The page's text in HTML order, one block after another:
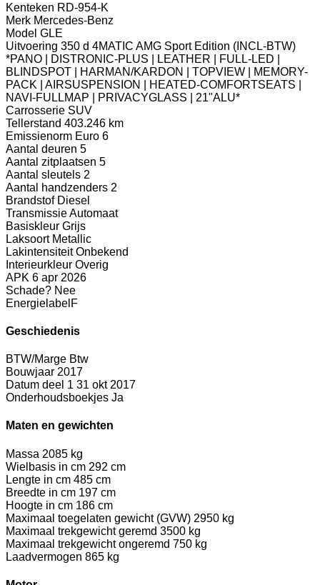
Kenteken RD-954-K
Merk Mercedes-Benz
Model GLE
Uitvoering 350 d 4MATIC AMG Sport Edition (INCL-BTW)
*PANO | DISTRONIC-PLUS | LEATHER | FULL-LED |
BLINDSPOT | HARMAN/KARDON | TOPVIEW | MEMORY-
PACK | AIRSUSPENSION | HEATED-COMFORTSEATS |
NAVI-FULLMAP | PRIVACYGLASS | 21"ALU*
Carrosserie SUV
Tellerstand 403.246 km
Emissienorm Euro 6
Aantal deuren 5
Aantal zitplaatsen 5
Aantal sleutels 2
Aantal handzenders 2
Brandstof Diesel
TransmissieAutomaat
Basiskleur Grijs
Laksoort Metallic
Lakintensiteit Onbekend
Interieurkleur Overig
APK 6 apr 2026
Schade? Nee
Energielabel F
Geschiedenis
BTW/Marge Btw
Bouwjaar 2017
Datum deel 1 31 okt 2017
Onderhoudsboekjes Ja
Maten en gewichten
Massa 2085 kg
Wielbasis in cm 292 cm
Lengte in cm 485 cm
Breedte in cm 197 cm
Hoogte in cm 186 cm
Maximaal toegelaten gewicht (GVW) 2950 kg
Maximaal trekgewicht geremd 3500 kg
Maximaal trekgewicht ongeremd 750 kg
Laadvermogen 865 kg